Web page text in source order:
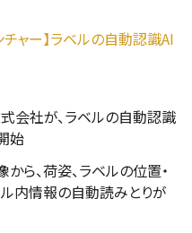
チャー】ラベルの自動認識AI
会社が、ラベルの自動認識
始
ら、荷姿、ラベルの位置・
内情報の自動読みとりが